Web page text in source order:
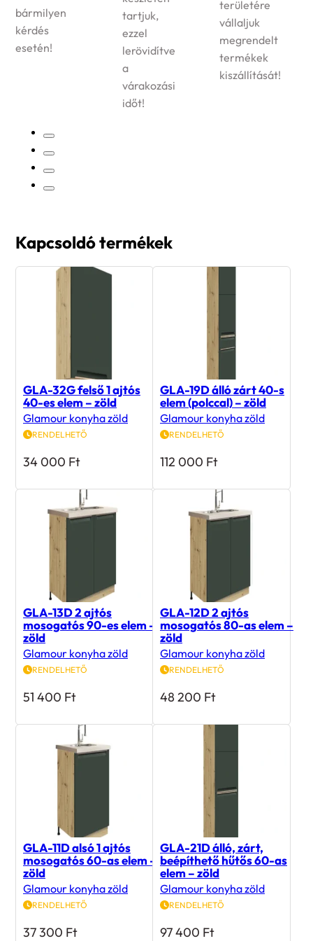
bármilyen
kérdés
esetén!
tartjuk,
ezzel
lerövidítve
a
várakozási
időt!
területére
vállaljuk
megrendelt
termékek
kiszállítását!
Kapcsoldó termékek
GLA-32G felső 1 ajtós
40-es elem – zöld
Glamour konyha zöld
RENDELHETŐ
34 000 Ft
GLA-19D álló zárt 40-s
elem (polccal) – zöld
Glamour konyha zöld
RENDELHETŐ
112 000 Ft
GLA-13D 2 ajtós
mosogatós 90-es elem –
zöld
Glamour konyha zöld
RENDELHETŐ
51 400 Ft
GLA-12D 2 ajtós
mosogatós 80-as elem –
zöld
Glamour konyha zöld
RENDELHETŐ
48 200 Ft
GLA-11D alsó 1 ajtós
mosogatós 60-as elem –
zöld
Glamour konyha zöld
RENDELHETŐ
37 300 Ft
GLA-21D álló, zárt,
beépíthető hűtős 60-as
elem – zöld
Glamour konyha zöld
RENDELHETŐ
97 400 Ft